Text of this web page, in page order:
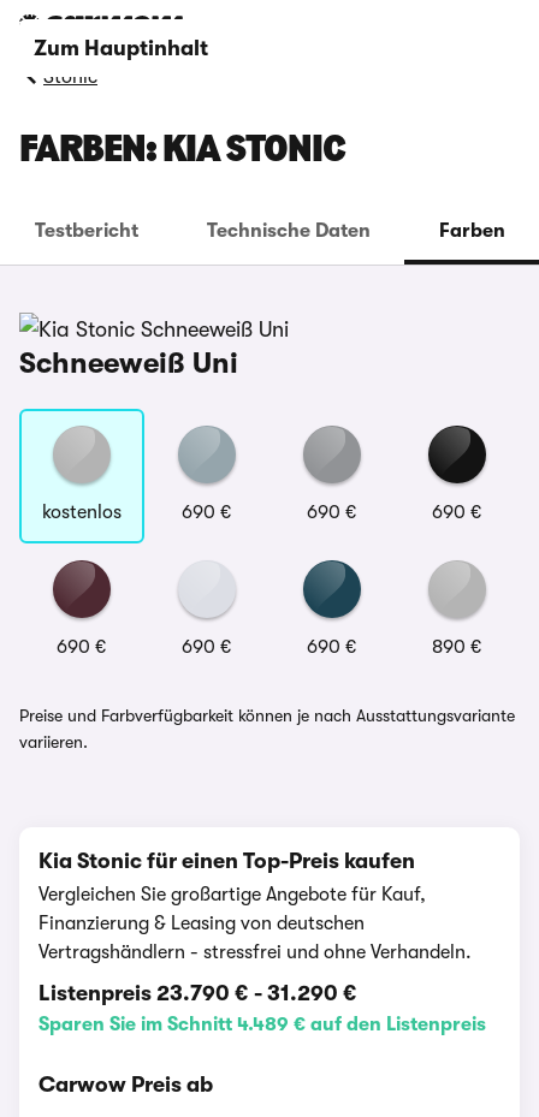
Zum Hauptinhalt
Stonic
FARBEN: KIA STONIC
Testbericht Technische Daten Farben
Schneeweiß Uni
kostenlos 690 € 690 € 690 €
690 € 690 € 690 € 890 €
Preise und Farbverfügbarkeit können je nach Ausstattungsvariante
variieren.
Kia Stonic für einen Top-Preis kaufen
Vergleichen Sie großartige Angebote für Kauf,
Finanzierung & Leasing von deutschen
Vertragshändlern - stressfrei und ohne Verhandeln.
Listenpreis 23.790 € - 31.290 €
Sparen Sie im Schnitt 4.489 € auf den Listenpreis
Carwow Preis ab